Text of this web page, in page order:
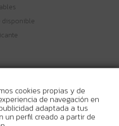
disponible
eficaz para uso
cookies propias y de
de navegación en
adaptada a tus
un perfil creado a partir de